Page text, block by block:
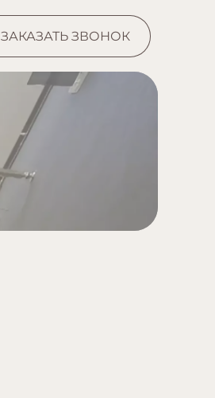
ЗАКАЗАТЬ ЗВОНОК